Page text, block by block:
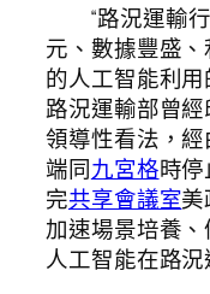
“路況運輸
元、數據豐盛
的人工智能利用
路況運輸部曾經
領導性看法，
端同九宮格時
完共享會議室美
加速場景培養
人工智能在路